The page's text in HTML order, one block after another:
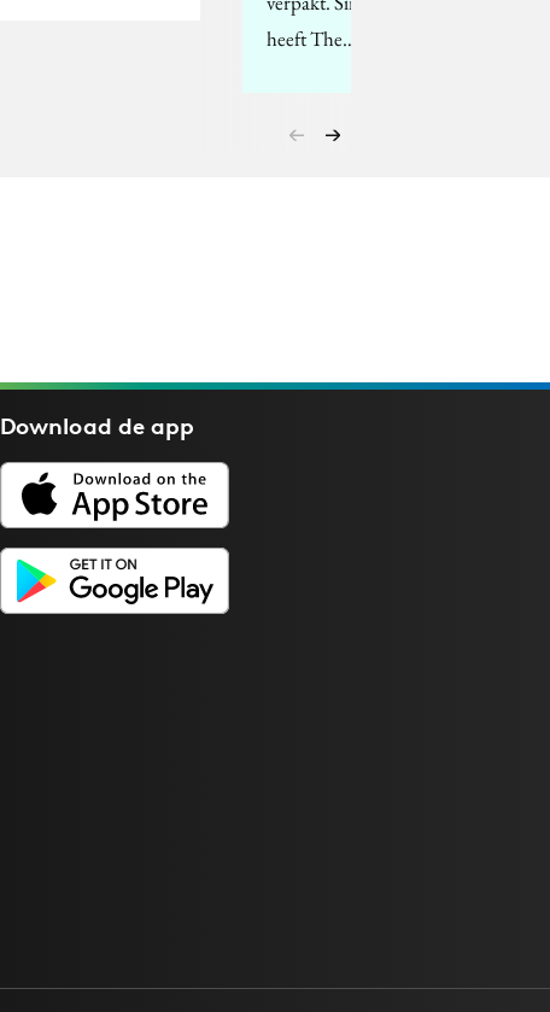
heeft The…
Download deapp